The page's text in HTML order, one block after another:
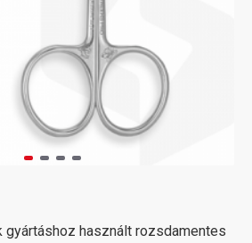
használt rozsdamentes